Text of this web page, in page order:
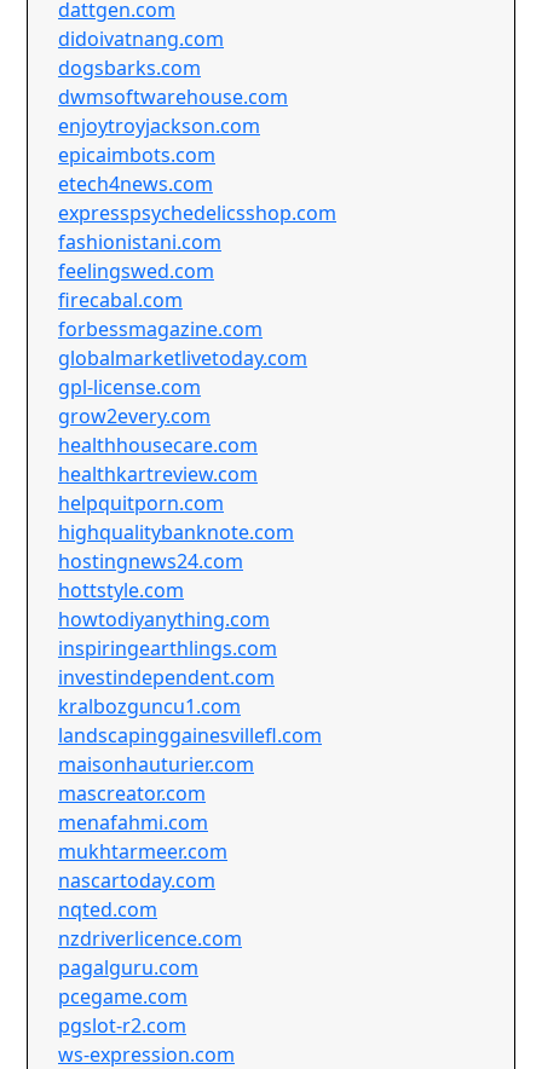
dattgen.com
didoivatnang.com
dogsbarks.com
dwmsoftwarehouse.com
enjoytroyjackson.com
epicaimbots.com
etech4news.com
expresspsychedelicsshop.com
fashionistani.com
feelingswed.com
firecabal.com
forbessmagazine.com
globalmarketlivetoday.com
gpl-license.com
grow2every.com
healthhousecare.com
healthkartreview.com
helpquitporn.com
highqualitybanknote.com
hostingnews24.com
hottstyle.com
howtodiyanything.com
inspiringearthlings.com
investindependent.com
kralbozguncu1.com
landscapinggainesvillefl.com
maisonhauturier.com
mascreator.com
menafahmi.com
mukhtarmeer.com
nascartoday.com
nqted.com
nzdriverlicence.com
pagalguru.com
pcegame.com
pgslot-r2.com
ws-expression.com